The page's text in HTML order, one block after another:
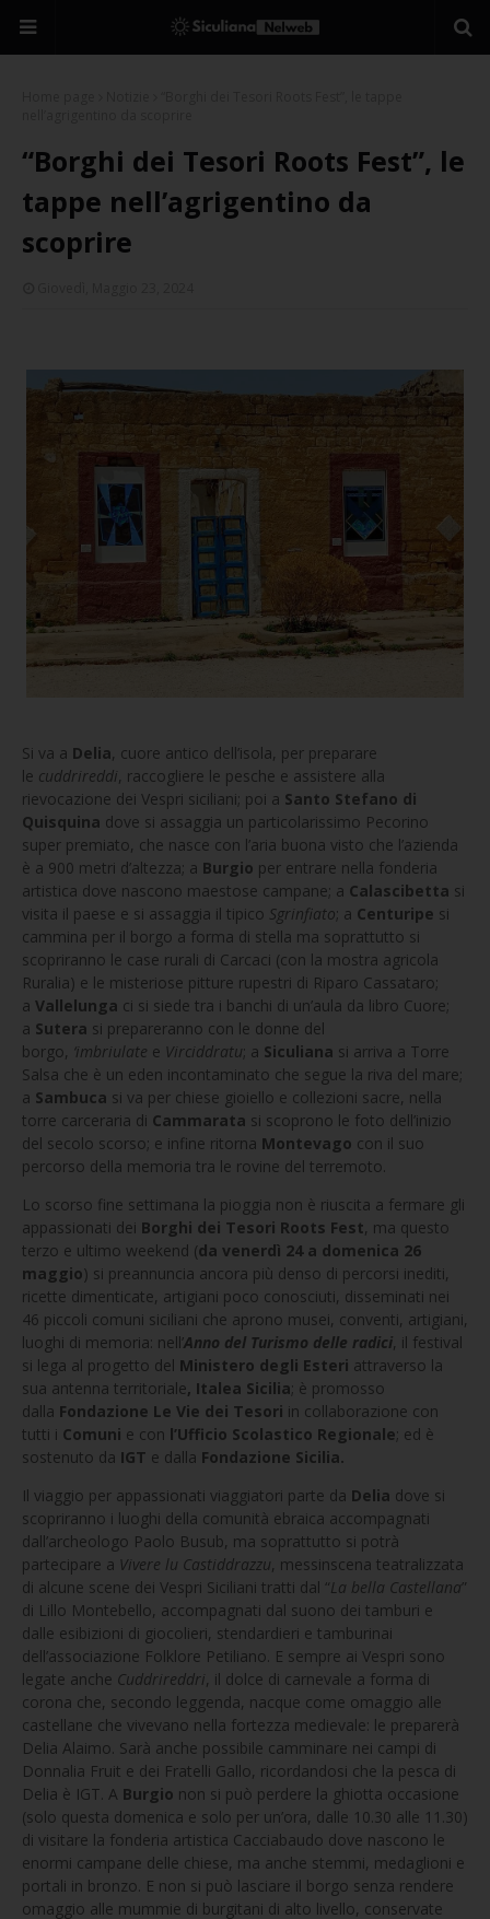
“Borghi dei Tesori Roots Fest”, le
tappe nell’agrigentino da
scoprire
Si va a Delia, cuore antico dell’isola, per preparare
le cuddrireddi, raccogliere le pesche e assistere alla
rievocazione dei Vespri siciliani; poi a Santo Stefano di
Quisquina dove si assaggia un particolarissimo Pecorino
super premiato, che nasce con l’aria buona visto che l’azienda
è a 900 metri d’altezza; a Burgio per entrare nella fonderia
artistica dove nascono maestose campane; a Calascibetta si
visita il paese e si assaggia il tipico Sgrinfiato; a Centuripe si
cammina per il borgo a forma di stella ma soprattutto si
scopriranno le case rurali di Carcaci (con la mostra agricola
Ruralia) e le misteriose pitture rupestri di Riparo Cassataro;
a Vallelunga ci si siede tra i banchi di un’aula da libro Cuore;
a Sutera si prepareranno con le donne del
borgo, ‘imbriulate e Virciddratu; a Siculiana si arriva a Torre
Salsa che è un eden incontaminato che segue la riva del mare;
a Sambuca si va per chiese gioiello e collezioni sacre, nella
torre carceraria di Cammarata si scoprono le foto dell’inizio
del secolo scorso; e infine ritorna Montevago con il suo
percorso della memoria tra le rovine del terremoto.
Lo scorso fine settimana la pioggia non è riuscita a fermare gli
appassionati dei Borghi dei Tesori Roots Fest, ma questo
terzo e ultimo weekend (da venerdì 24 a domenica 26
maggio) si preannuncia ancora più denso di percorsi inediti,
ricette dimenticate, artigiani poco conosciuti, disseminati nei
46 piccoli comuni siciliani che aprono musei, conventi, artigiani,
luoghi di memoria: nell’Anno del Turismo delle radici, il festival
si lega al progetto del Ministero degli Esteri attraverso la
sua antenna territoriale, Italea Sicilia; è promosso
dalla Fondazione Le Vie dei Tesori in collaborazione con
tutti i Comuni e con l’Ufficio Scolastico Regionale; ed è
sostenuto da IGT e dalla Fondazione Sicilia.
Il viaggio per appassionati viaggiatori parte da Delia dove si
scopriranno i luoghi della comunità ebraica accompagnati
dall’archeologo Paolo Busub, ma soprattutto si potrà
partecipare a Vivere lu Castiddrazzu, messinscena teatralizzata
di alcune scene dei Vespri Siciliani tratti dal “La bella Castellana”
di Lillo Montebello, accompagnati dal suono dei tamburi e
dalle esibizioni di giocolieri, stendardieri e tamburinai
dell’associazione Folklore Petiliano. E sempre ai Vespri sono
legate anche Cuddrireddri, il dolce di carnevale a forma di
corona che, secondo leggenda, nacque come omaggio alle
castellane che vivevano nella fortezza medievale: le preparerà
Delia Alaimo. Sarà anche possibile camminare nei campi di
Donnalia Fruit e dei Fratelli Gallo, ricordandosi che la pesca di
Delia è IGT. A Burgio non si può perdere la ghiotta occasione
(solo questa domenica e solo per un’ora, dalle 10.30 alle 11.30)
di visitare la fonderia artistica Cacciabaudo dove nascono le
enormi campane delle chiese, ma anche stemmi, medaglioni e
portali in bronzo. E non si può lasciare il borgo senza rendere
omaggio alle mummie di burgitani di alto livello, conservate